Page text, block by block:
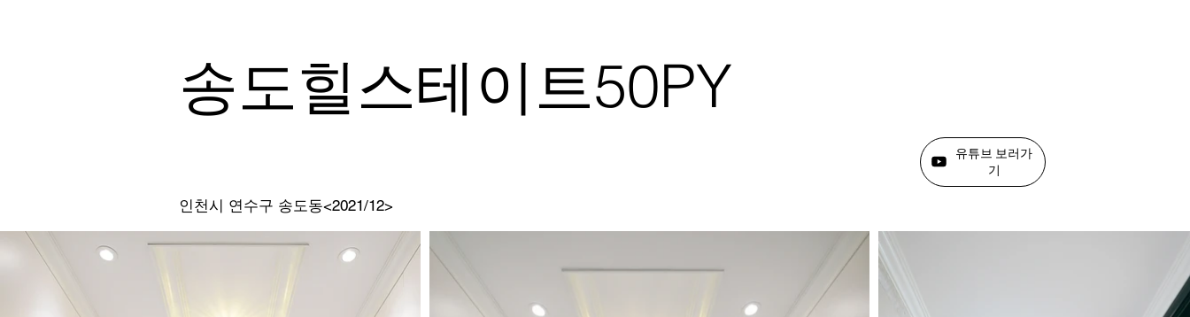
송도힐스테이트50PY
유튜브 보러가
기
인천시 연수구 송도동<2021/12>